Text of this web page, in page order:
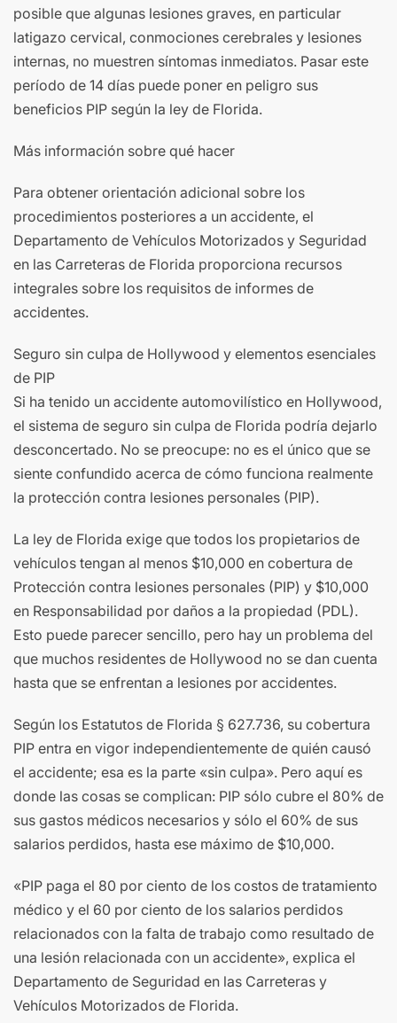
posible que algunas lesiones graves, en particular
latigazo cervical, conmociones cerebrales y lesiones
internas, no muestren síntomas inmediatos. Pasar este
período de 14 días puede poner en peligro sus
beneficios PIP según la ley de Florida.
Más información sobre qué hacer
Para obtener orientación adicional sobre los
procedimientos posteriores a un accidente, el
Departamento de Vehículos Motorizados y Seguridad
en las Carreteras de Florida proporciona recursos
integrales sobre los requisitos de informes de
accidentes.
Seguro sin culpa de Hollywood y elementos esenciales
de PIP
Si ha tenido un accidente automovilístico en Hollywood,
el sistema de seguro sin culpa de Florida podría dejarlo
desconcertado. No se preocupe: no es el único que se
siente confundido acerca de cómo funciona realmente
la protección contra lesiones personales (PIP).
La ley de Florida exige que todos los propietarios de
vehículos tengan al menos $10,000 en cobertura de
Protección contra lesiones personales (PIP) y $10,000
en Responsabilidad por daños a la propiedad (PDL).
Esto puede parecer sencillo, pero hay un problema del
que muchos residentes de Hollywood no se dan cuenta
hasta que se enfrentan a lesiones por accidentes.
Según los Estatutos de Florida § 627.736, su cobertura
PIP entra en vigor independientemente de quién causó
el accidente; esa es la parte «sin culpa». Pero aquí es
donde las cosas se complican: PIP sólo cubre el 80% de
sus gastos médicos necesarios y sólo el 60% de sus
salarios perdidos, hasta ese máximo de $10,000.
«PIP paga el 80 por ciento de los costos de tratamiento
médico y el 60 por ciento de los salarios perdidos
relacionados con la falta de trabajo como resultado de
una lesión relacionada con un accidente», explica el
Departamento de Seguridad en las Carreteras y
Vehículos Motorizados de Florida.